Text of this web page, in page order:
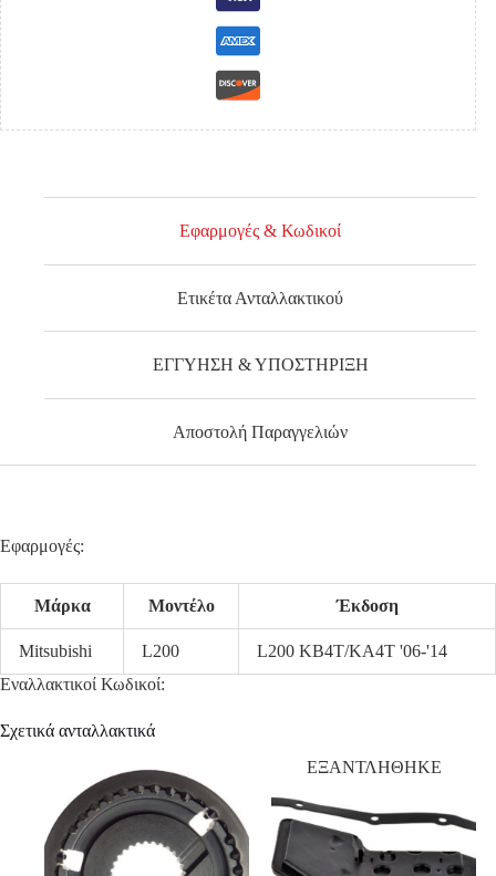
Εφαρμογές & Κωδικοί
Ετικέτα Ανταλλακτικού
ΕΓΓΥΗΣΗ & ΥΠΟΣΤΗΡΙΞΗ
Αποστολή Παραγγελιών
Εφαρμογές:
Μάρκα Μοντέλο Έκδοση
Mitsubishi L200
L200 KB4T/KA4T '06-'14
Εναλλακτικοί Κωδικοί:
Σχετικά ανταλλακτικά
ΕΞΑΝΤΛΗΘΗΚΕ